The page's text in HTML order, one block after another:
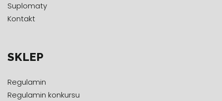
Suplomaty
Kontakt
SKLEP
Regulamin
Regulamin konkursu